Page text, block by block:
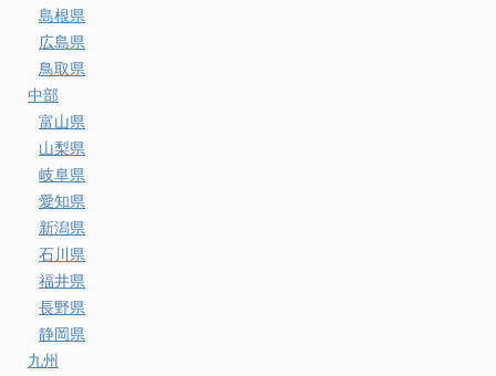
島根県
広島県
鳥取県
中部
富山県
山梨県
岐阜県
愛知県
新潟県
石川県
福井県
長野県
静岡県
九州